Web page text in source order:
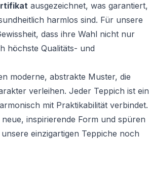
ausgezeichnet, was garantiert,
harmlos sind. Für unsere
dass ihre Wahl nicht nur
höchste Qualitäts- und
moderne, abstrakte Muster, die
verleihen. Jeder Teppich ist ein
mit Praktikabilität verbindet.
inspirierende Form und spüren
einzigartigen Teppiche noch